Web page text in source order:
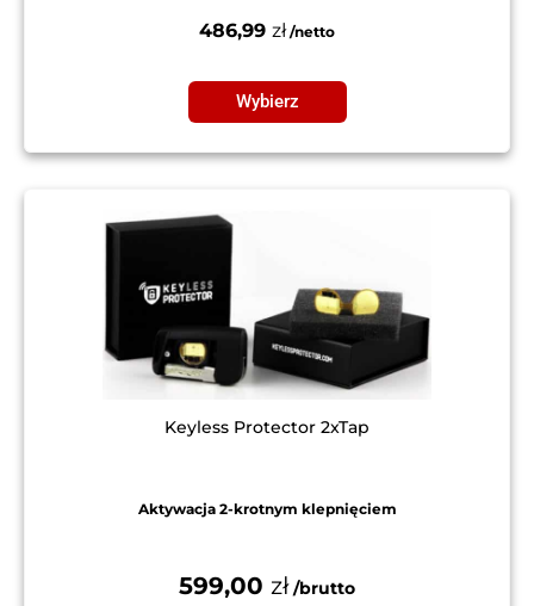
486,99 zł
Wybierz
Keyless Protector 2xTap
Aktywacja 2-krotnym klepnięciem
599,00 zł